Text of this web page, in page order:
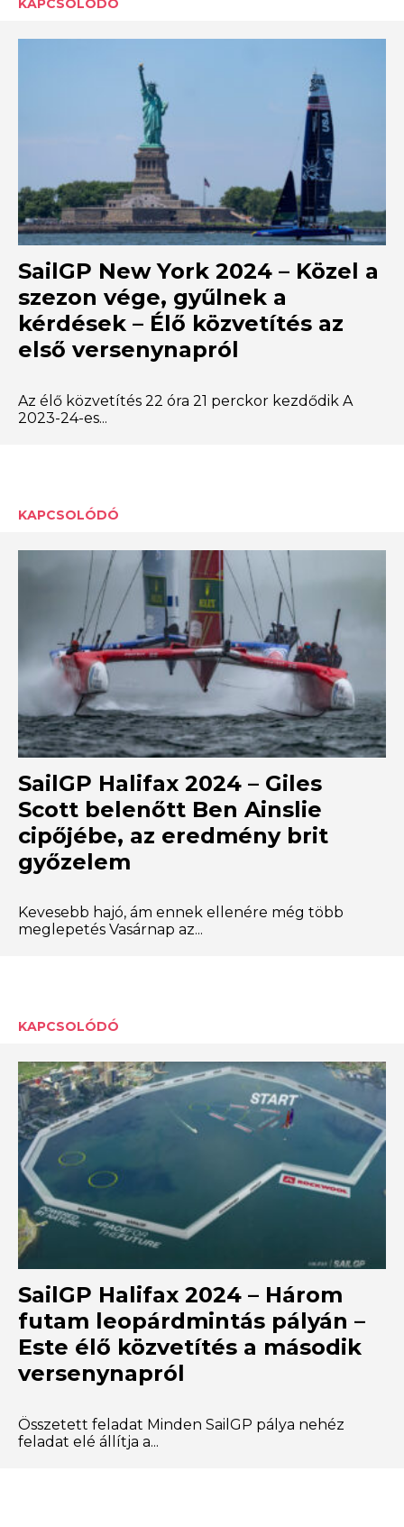
SailGP New York 2024 – Közel a
szezon vége, gyűlnek a
kérdések – Élő közvetítés az
első versenynapról
Az élő közvetítés 22 óra 21 perckor kezdődik A
2023-24-es...
KAPCSOLÓDÓ
SailGP Halifax 2024 – Giles
Scott belenőtt Ben Ainslie
cipőjébe, az eredmény brit
győzelem
Kevesebb hajó, ám ennek ellenére még több
meglepetés Vasárnap az...
KAPCSOLÓDÓ
SailGP Halifax 2024 – Három
futam leopárdmintás pályán –
Este élő közvetítés a második
versenynapról
Összetett feladat Minden SailGP pálya nehéz
feladat elé állítja a...